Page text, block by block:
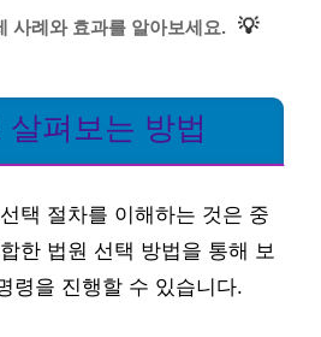
사례와 효과를 알아보세요. 💡
펴보는 방법
택 절차를 이해하는 것은 중
한 법원 선택 방법을 통해 보
령을 진행할 수 있습니다.